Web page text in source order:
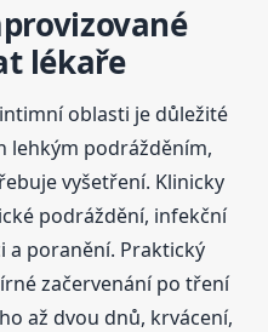
lékaře
oblasti je důležité
lehkým podrážděním,
vyšetření. Klinicky
podráždění, infekční
a poranění. Praktický
začervenání po tření
až dvou dnů, krvácení,